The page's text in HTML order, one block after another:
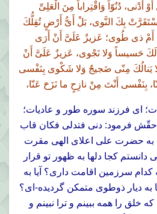
دُنُوّاً وَاقْتِراباً مِنَ الْعَلِىِّ
بِكَ النَّوى، بَلْ أَىُّ أَرْضٍ تُقِلُّكَ
أَمْ ذى طُوى؛ عَزيزٌ عَلَىَّ أَنْ أَرَى
لَكَ حَسيساً وَلا نَجْوى، عَزيزٌ عَلَىَّ أَنْ
يَنالُكَ مِنّى ضَجيجٌ وَلا شَكْوى بِنَفْسى
بِنَفْسى أَنْتَ مِنْ نازِحٍ ما نَزَحَ عَنّا،
اى فرزند سوره طور و عاديات؛
حقّش فرمود: دنى فتدلى فكان قاب
به حضرت على اعلاى الهى مقرت
كجا دلها به ظهور تو قرار
كدام سرزمين اقامت دارى؟ آيا به
به ديار ذوطوى متمكن گرديده-اى؟
را همه ببينم و ترا نبينم و